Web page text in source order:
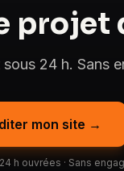
projet
24 h. Sans
mon site →
h ouvrées · Sans